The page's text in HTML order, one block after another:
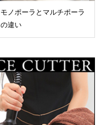
モノポーラとマルチポーラ
の違い